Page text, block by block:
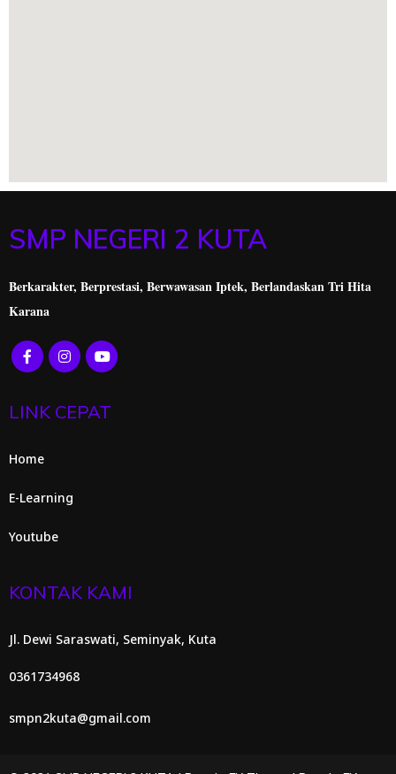
SMP NEGERI 2 KUTA
Berkarakter, Berprestasi, Berwawasan Iptek, Berlandaskan Tri Hita
Karana
LINK CEPAT
Home
E-Learning
Youtube
KONTAK KAMI
Jl. Dewi Saraswati, Seminyak, Kuta
0361734968
smpn2kuta@gmail.com